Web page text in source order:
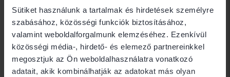
Sütiket használunk a tartalmak és hirdetések személyre
szabásához, közösségi funkciók biztosításához,
valamint weboldalforgalmunk elemzéséhez. Ezenkívül
közösségi média-, hirdető- és elemező partnereinkkel
megosztjuk az Ön weboldalhasználatra vonatkozó
adatait, akik kombinálhatják az adatokat más olyan
Dr. Goda Tamás Gábor
GODA TAMÁS GÁBOR ÜGYVÉDI
IRODA